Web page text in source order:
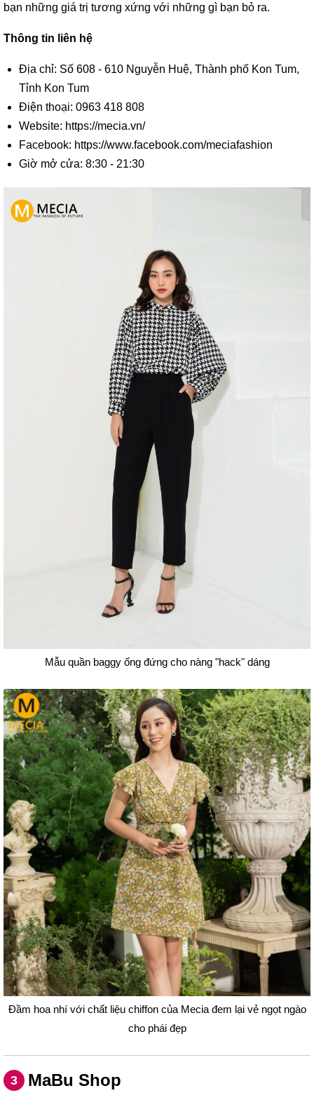
bạn những giá trị tương xứng với những gì bạn bỏ ra.
Thông tin liên hệ
Địa chỉ: Số 608 - 610 Nguyễn Huệ, Thành phố Kon Tum,
Tỉnh Kon Tum
Điện thoại: 0963 418 808
Website: https://mecia.vn/
Facebook: https://www.facebook.com/meciafashion
Giờ mở cửa: 8:30 - 21:30
Mẫu quần baggy ống đứng cho nàng "hack" dáng
Đầm hoa nhí với chất liệu chiffon của Mecia đem lại vẻ ngọt ngào
cho phái đẹp
3 MaBu Shop